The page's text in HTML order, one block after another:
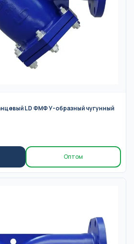
LD ФМФ У-образный чугунный
Оптом